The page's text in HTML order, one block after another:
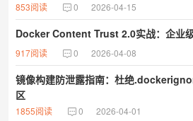
853阅读 0 2026-04-15
Docker Content Trust 2.0实战：企业
917阅读 0 2026-04-08
镜像构建防泄露指南：杜绝
区
1855阅读 0 2026-04-01